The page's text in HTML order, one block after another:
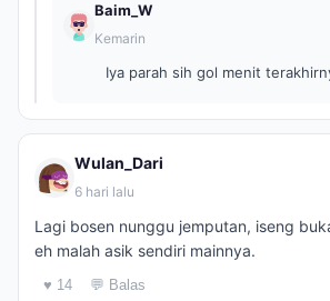
Baim_W
Kemarin
Iya parah sih gol menit
Wulan_Dari
6 hari lalu
Lagi bosen nunggu jemputan, iseng
eh malah asik sendiri mainnya.
♥ 14 💬 Balas